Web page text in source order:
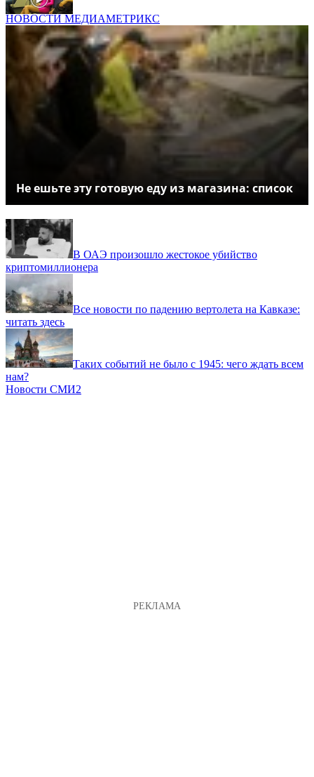
НОВОСТИ МЕДИАМЕТРИКС
Не ешьте эту готовую еду из магазина: список
В ОАЭ произошло жестокое убийство
криптомиллионера
Все новости по падению вертолета на Кавказе:
читать здесь
Таких событий не было с 1945: чего ждать всем
нам?
Новости СМИ2